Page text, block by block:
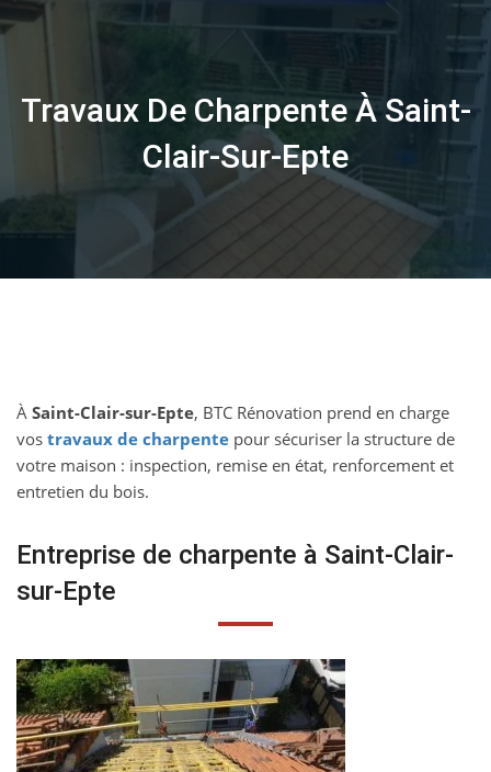
to
Travaux De Charpente À Saint-
Clair-Sur-Epte
À Saint-Clair-sur-Epte, BTC Rénovation prend en charge
vos travaux de charpente pour sécuriser la structure de
votre maison : inspection, remise en état, renforcement et
entretien du bois.
Entreprise de charpente à Saint-Clair-
sur-Epte